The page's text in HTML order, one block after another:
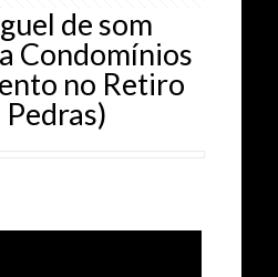
de som
Condomínios
no Retiro
Pedras)